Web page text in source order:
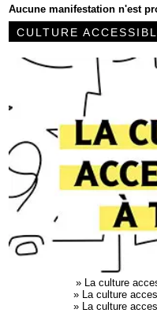
Aucune manifestation n'est
CULTURE
»
La culture
»
La culture
»
La culture